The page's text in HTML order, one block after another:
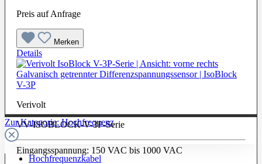
Zur Kategorie: Hochfrequenz
Hochfrequenzkabel
Preis auf Anfrage
Merken
Details
Galvanisch getrennter Differenzspannungssensor | IsoBlock
V-3P
Verivolt
VV-ISOBLOCK-V-3P-Serie
Eingangsspannung: 150 VAC bis 1000 VAC